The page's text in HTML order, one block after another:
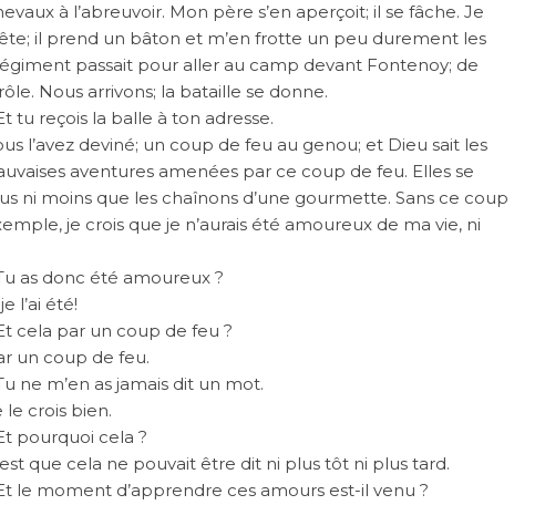
à l’abreuvoir. Mon père s’en aperçoit; il se fâche. Je
il prend un bâton et m’en frotte un peu durement les
passait pour aller au camp devant Fontenoy; de
Nous arrivons; la bataille se donne.
tu reçois la balle à ton adresse.
l’avez deviné; un coup de feu au genou; et Dieu sait les
aventures amenées par ce coup de feu. Elles se
ni moins que les chaînons d’une gourmette. Sans ce coup
je crois que je n’aurais été amoureux de ma vie, ni
as donc été amoureux ?
l’ai été!
cela par un coup de feu ?
un coup de feu.
ne m’en as jamais dit un mot.
le crois bien.
pourquoi cela ?
que cela ne pouvait être dit ni plus tôt ni plus tard.
le moment d’apprendre ces amours est-il venu ?